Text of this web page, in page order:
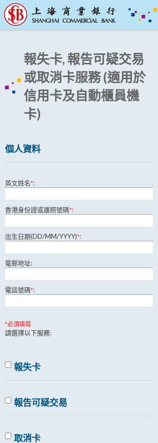
報失卡, 報告可疑交易
或取消卡服務 (適用於
信用卡及自動櫃員機
卡)
個人資料
英文姓名*:
香港身份證或護照號碼*:
出生日期(DD/MM/YYYY)*:
電郵地址:
電話號碼*:
*必須填寫
請選擇以下服務:
報失卡
報告可疑交易
取消卡